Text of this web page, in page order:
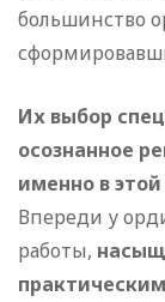
большинство
Их выбор
осознанное
именно в
Впереди у
работы,